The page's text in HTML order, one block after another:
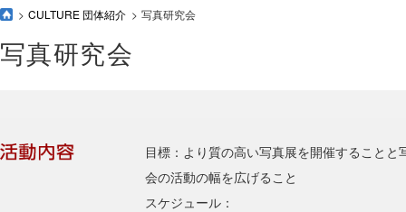
CULTURE 団体紹介 写真研究会
写真研究会
目標：より質の高い写真展を開催することと
会の活動の幅を広げること
スケジュール：